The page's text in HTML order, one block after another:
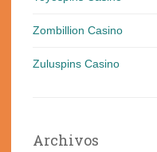
Zombillion Casino
Zuluspins Casino
Archivos